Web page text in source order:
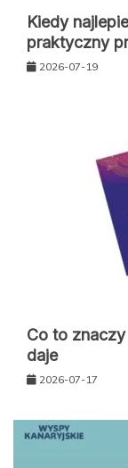
Kiedy
praktyczny
2026-07-19
Co to
daje
2026-07-17